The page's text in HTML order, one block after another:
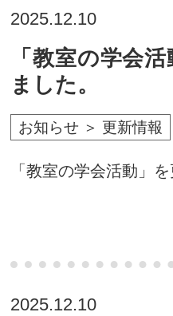
2025.12.10
「教室の学会
ました。
お知らせ ＞ 更新情報
「教室の学会活動」
2025.12.10